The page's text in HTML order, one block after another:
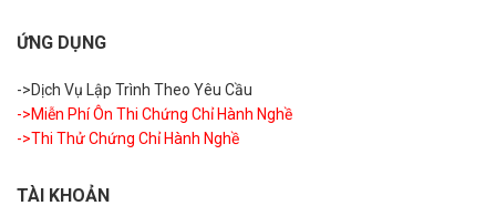
ỨNG DỤNG
->Dịch Vụ Lập Trình Theo Yêu Cầu
->Miễn Phí Ôn Thi Chứng Chỉ Hành Nghề
->Thi Thử Chứng Chỉ Hành Nghề
TÀI KHOẢN